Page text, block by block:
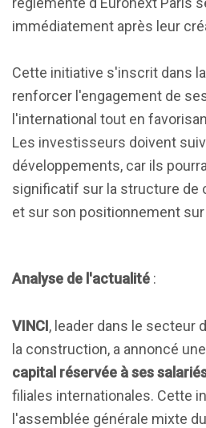
immédiatement après leur
Cette initiative s'inscrit dans
renforcer l'engagement de
l'international tout en
Les investisseurs doivent
développements, car ils
significatif sur la structure de
et sur son positionnement
Analyse de l'actualité :
VINCI, leader dans le secteur
la construction, a annoncé une
capital réservée à ses
filiales internationales. Cette
l'assemblée générale mixte